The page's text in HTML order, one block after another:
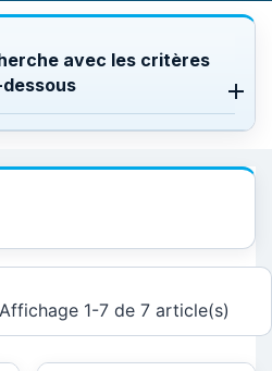
avec les critères
Affichage 1-7 de 7 article(s)